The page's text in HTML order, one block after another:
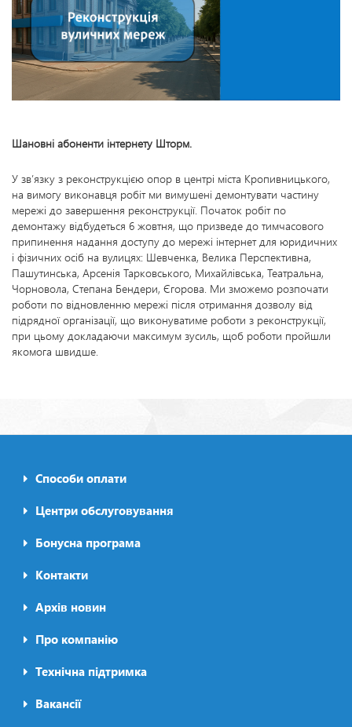
Шановні абоненти інтернету Шторм.
У зв’язку з реконструкцією опор в центрі міста Кропивницького,
на вимогу виконавця робіт ми вимушені демонтувати частину
мережі до завершення реконструкції. Початок робіт по
демонтажу відбудеться 6 жовтня, що призведе до тимчасового
припинення надання доступу до мережі інтернет для юридичних
і фізичних осіб на вулицях: Шевченка, Велика Перспективна,
Пашутинська, Арсенія Тарковського, Михайлівська, Театральна,
Чорновола, Степана Бендери, Єгорова. Ми зможемо розпочати
роботи по відновленню мережі після отримання дозволу від
підрядної організації, що виконуватиме роботи з реконструкції,
при цьому докладаючи максимум зусиль, щоб роботи пройшли
якомога швидше.
Footer0
menu
Способи оплати
Центри обслуговування
Бонусна програма
Контакти
Архів новин
Футер2
Про компанію
Технічна підтримка
Вакансії